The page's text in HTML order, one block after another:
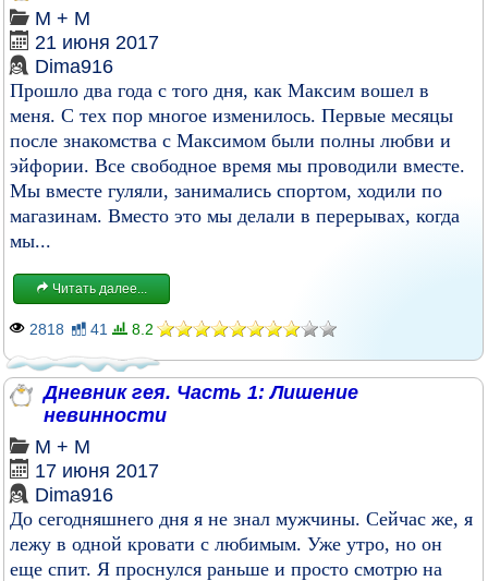
М + М
21 июня 2017
Dima916
Прошло два года с того дня, как Максим вошел в
меня. С тех пор многое изменилось. Первые месяцы
после знакомства с Максимом были полны любви и
эйфории. Все свободное время мы проводили вместе.
Мы вместе гуляли, занимались спортом, ходили по
магазинам. Вместо это мы делали в перерывах, когда
мы...
Читать далее...
2818 41 8.2
Дневник гея. Часть 1: Лишение
невинности
М + М
17 июня 2017
Dima916
До сегодняшнего дня я не знал мужчины. Сейчас же, я
лежу в одной кровати с любимым. Уже утро, но он
еще спит. Я проснулся раньше и просто смотрю на